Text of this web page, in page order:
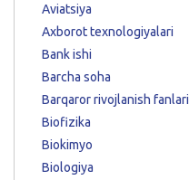
Aviatsiya
Axborot texnologiyalari
Bank ishi
Barcha soha
Barqaror rivojlanish fanlari
Biofizika
Biokimyo
Biologiya